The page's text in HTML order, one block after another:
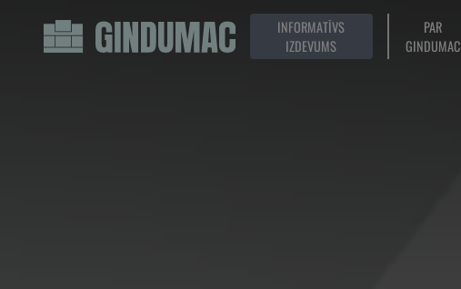
INFORMATĪVS
IZDEVUMS
PAR
GINDUMAC